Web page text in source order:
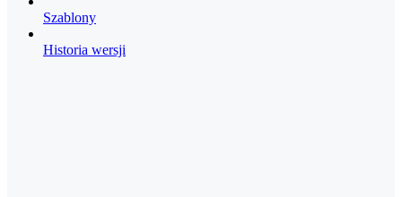
Szablony
Historia wersji